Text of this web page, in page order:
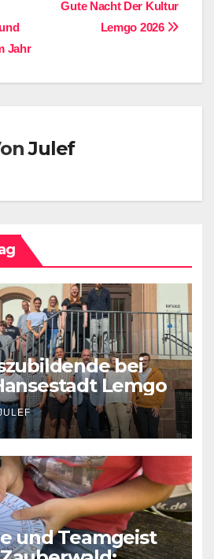
Gute Nacht Der Kultur
Lemgo 2026
Jahr
Julef
bei
Lemgo
und Teamgeist